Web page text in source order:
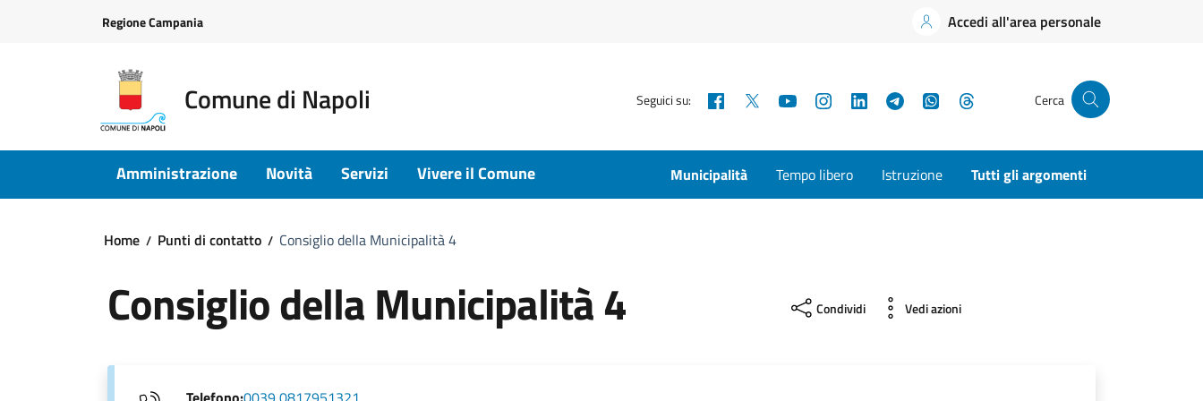
Regione Campania Accedi all'area personale
Comune di Napoli Seguici su: Facebook YouTubeInstagramLinkedInTelegramWhatsApp Cerca
Amministrazione Novità Servizi Vivere il Comune Municipalità Tempo libero Istruzione Tutti gli argomenti
Home Punti di contatto Consiglio della Municipalità 4
Consiglio della Municipalità 4 Condividi Vedi azioni